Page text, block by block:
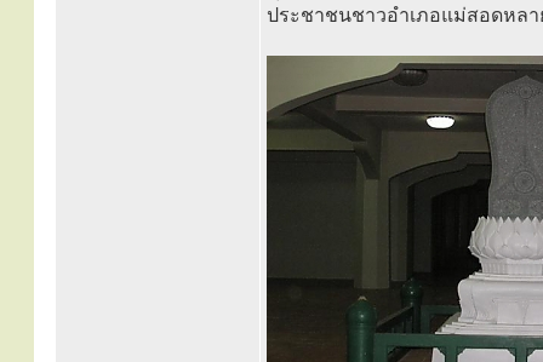
ประชาชนชาวอำเภอแม่สอดหล